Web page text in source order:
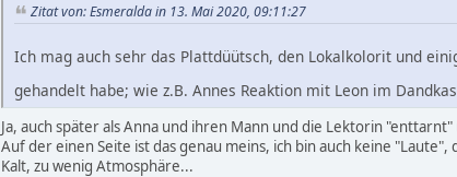
Zitat von: Esmeralda in 13. Mai 2020, 09:11:27
Ich mag auch sehr das Plattdüütsch, den Lokalkolorit und
gehandelt habe; wie z.B. Annes Reaktion mit Leon im
Ja, auch später als Anna und ihren Mann und die Lektorin
Auf der einen Seite ist das genau meins, ich bin auch keine
Kalt, zu wenig Atmosphäre...